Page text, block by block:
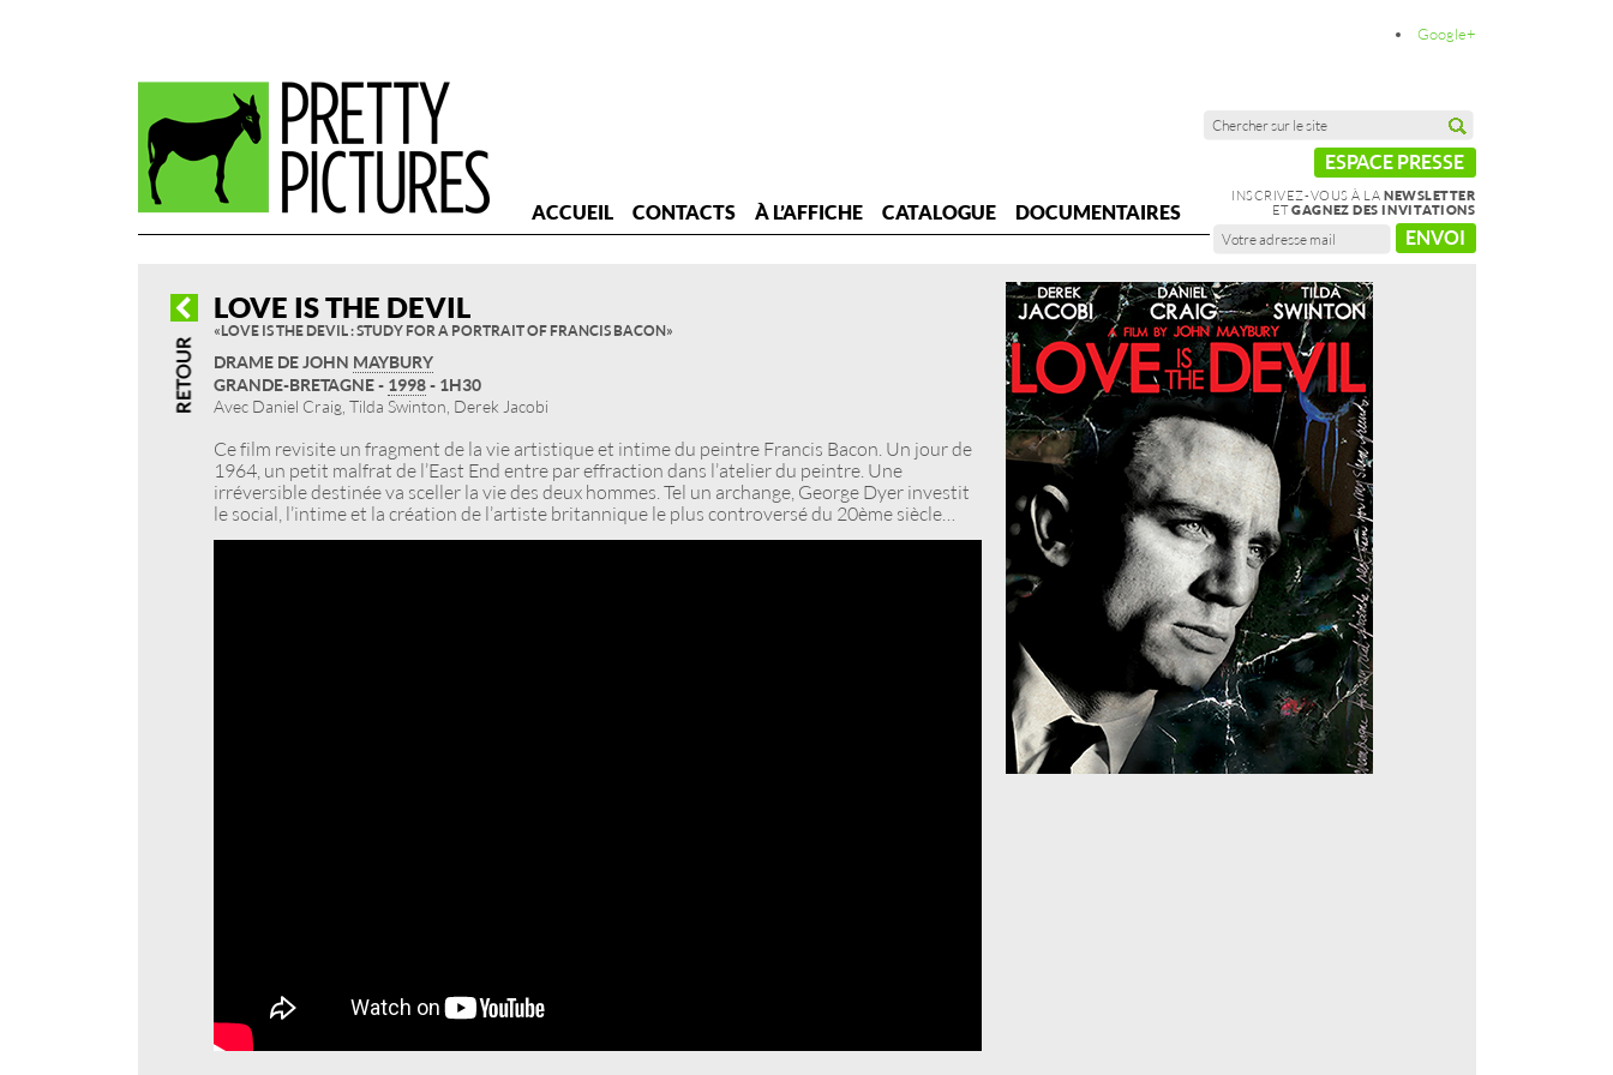
Google+
ESPACE PRESSE
INSCRIVEZ-VOUS À LA NEWSLETTER
ETGAGNEZ DES INVITATIONS
ENVOI
ACCUEIL CONTACTS À L’AFFICHE CATALOGUE DOCUMENTAIRES
LOVE IS THE DEVIL
« LOVE IS THE DEVIL : STUDY FOR A PORTRAIT OF FRANCIS BACON »
DRAME DE JOHN MAYBURY
GRANDE-BRETAGNE - 1998- 1H30
Avec Daniel Craig, Tilda Swinton, Derek Jacobi
Ce film revisite un fragment de la vie artistique et intime du peintre Francis Bacon. Un jour de
1964, un petit malfrat de l’East End entre par effraction dans l’atelier du peintre. Une
irréversible destinée va sceller la vie des deux hommes. Tel un archange, George Dyer investit
le social, l’intime et la création de l’artiste britannique le plus controversé du 20ème siècle…